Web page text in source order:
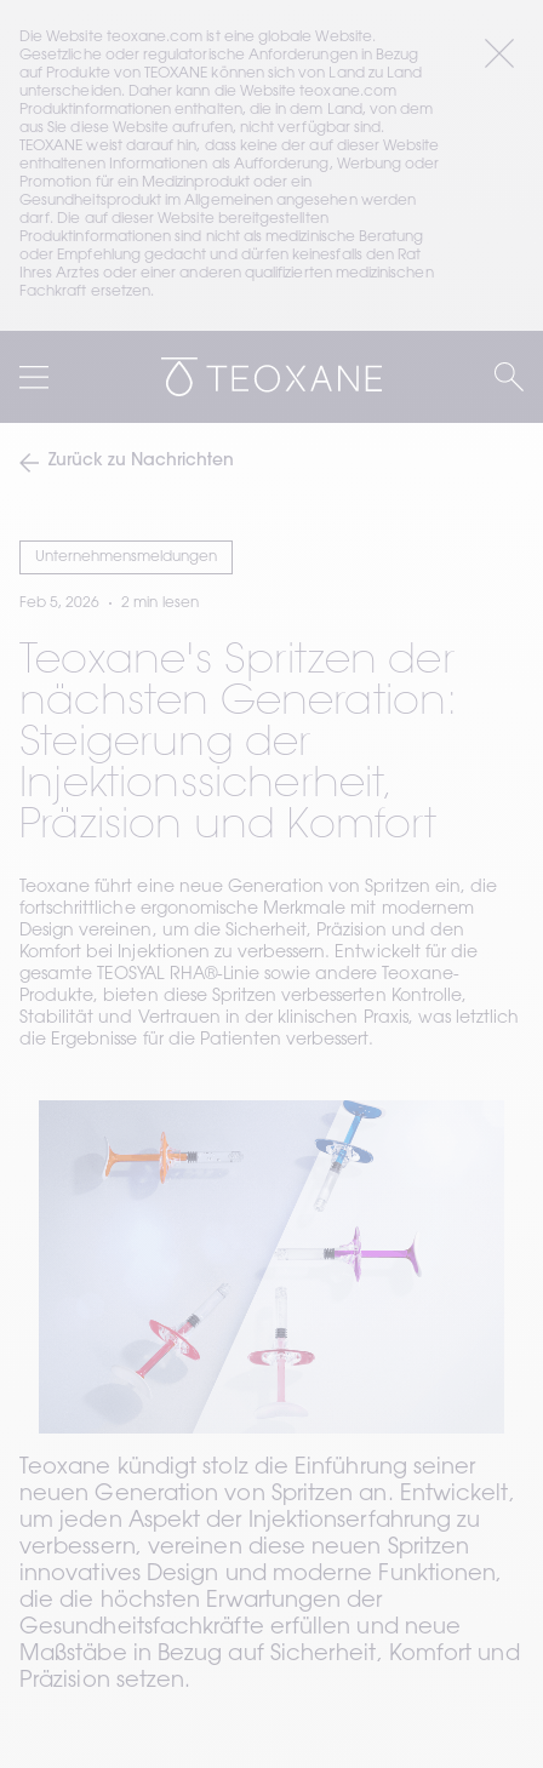
Die Website teoxane.com ist eine globale Website.
Gesetzliche oder regulatorische Anforderungen in Bezug
auf Produkte von TEOXANE können sich von Land zu Land
unterscheiden. Daher kann die Website teoxane.com
Produktinformationen enthalten, die in dem Land, von dem
aus Sie diese Website aufrufen, nicht verfügbar sind.
TEOXANE weist darauf hin, dass keine der auf dieser Website
enthaltenen Informationen als Aufforderung, Werbung oder
Promotion für ein Medizinprodukt oder ein
Gesundheitsprodukt im Allgemeinen angesehen werden
darf. Die auf dieser Website bereitgestellten
Produktinformationen sind nicht als medizinische Beratung
oder Empfehlung gedacht und dürfen keinesfalls den Rat
Ihres Arztes oder einer anderen qualifizierten medizinischen
Fachkraft ersetzen.
Zurück zu Nachrichten
Unternehmensmeldungen
Feb 5, 2026 2 min lesen
Teoxane's Spritzen der
nächsten Generation:
Steigerung der
Injektionssicherheit,
Präzision und Komfort
Teoxane führt eine neue Generation von Spritzen ein, die
fortschrittliche ergonomische Merkmale mit modernem
Design vereinen, um die Sicherheit, Präzision und den
Komfort bei Injektionen zu verbessern. Entwickelt für die
gesamte TEOSYAL RHA®-Linie sowie andere Teoxane-
Produkte, bieten diese Spritzen verbesserten Kontrolle,
Stabilität und Vertrauen in der klinischen Praxis, was letztlich
die Ergebnisse für die Patienten verbessert.
Teoxane kündigt stolz die Einführung seiner
neuen Generation von Spritzen an. Entwickelt,
um jeden Aspekt der Injektionserfahrung zu
verbessern, vereinen diese neuen Spritzen
innovatives Design und moderne Funktionen,
die die höchsten Erwartungen der
Gesundheitsfachkräfte erfüllen und neue
Maßstäbe in Bezug auf Sicherheit, Komfort und
Präzision setzen.